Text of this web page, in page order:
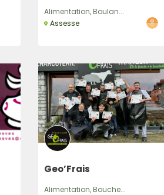
Alimentation, Boulan...
Assesse
Geo’Frais
Alimentation, Bouche...